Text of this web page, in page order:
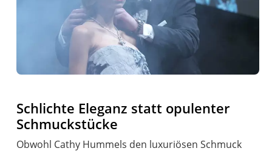
Schlichte Eleganz statt opulenter
Schmuckstücke
Obwohl Cathy Hummels den luxuriösen Schmuck